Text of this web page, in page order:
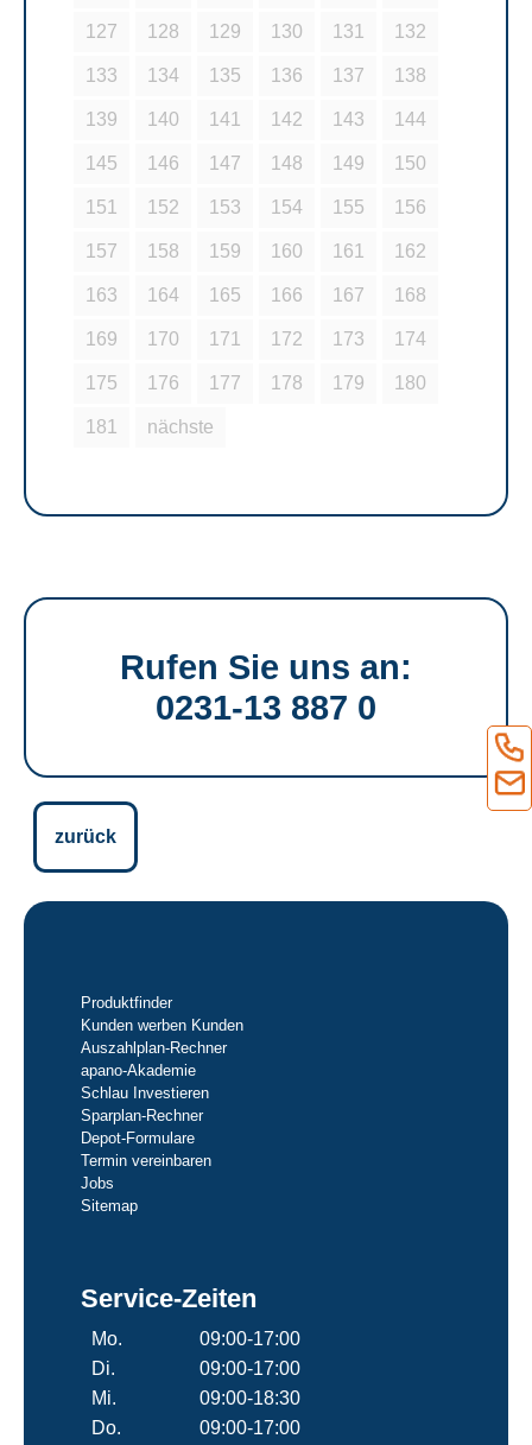
127 128 129 130 131 132
133 134 135 136 137 138
139 140 141 142 143 144
145 146 147 148 149 150
151 152 153 154 155 156
157 158 159 160 161 162
163 164 165 166 167 168
169 170 171 172 173 174
175 176 177 178 179 180
181 nächste
Rufen Sie uns an:
0231-13 887 0
zurück
Produktfinder
Kunden werben Kunden
Auszahlplan-Rechner
apano-Akademie
Schlau Investieren
Sparplan-Rechner
Depot-Formulare
Termin vereinbaren
Jobs
Sitemap
Service-Zeiten
Mo.
09:00-17:00
Di.
09:00-17:00
Mi.
09:00-18:30
Do.
09:00-17:00